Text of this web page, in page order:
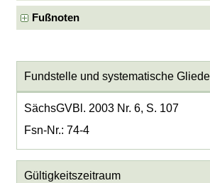
Fußnoten
Fundstelle und systematische
SächsGVBl. 2003 Nr. 6, S. 107
Fsn-Nr.: 74-4
Gültigkeitszeitraum